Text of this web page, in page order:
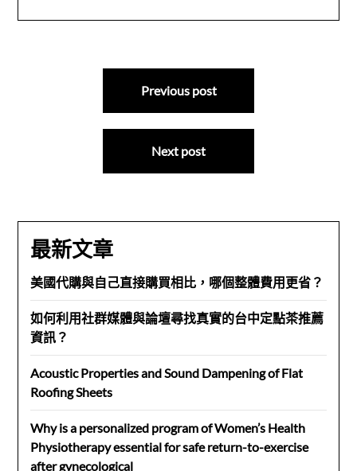
Previous post
Next post
最新文章
美國代購與自己直接購買相比，哪個整體費用更省？
如何利用社群媒體與論壇尋找真實的台中定點茶推薦
資訊？
Acoustic Properties and Sound Dampening of Flat
Roofing Sheets
Why is a personalized program of Women’s Health
Physiotherapy essential for safe return-to-exercise
after gynecological